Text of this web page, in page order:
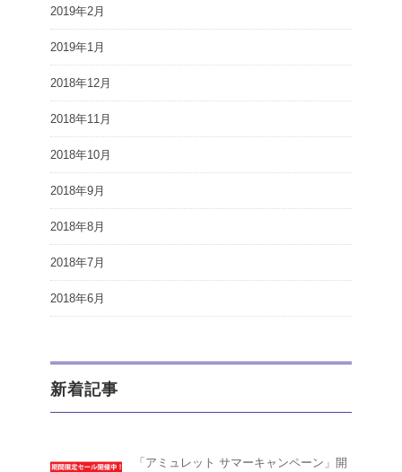
2019年2月
2019年1月
2018年12月
2018年11月
2018年10月
2018年9月
2018年8月
2018年7月
2018年6月
新着記事
「アミュレット サマーキャンペーン」開